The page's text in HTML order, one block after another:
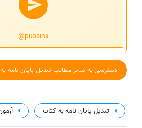
@pubsina
دسترسی به سایر مطالب تبدیل پایان نامه
تبدیل پایان نامه به کتاب